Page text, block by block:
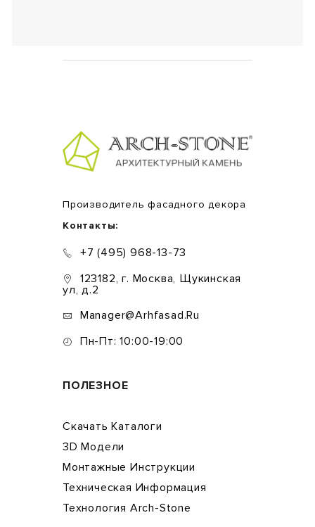
Производитель фасадного декора
Контакты:
+7 (495) 968-13-73
123182, г. Москва, Щукинская
ул, д.2
Manager@arhfasad.ru
Пн-Пт: 10:00-19:00
ПОЛЕЗНОЕ
Скачать Каталоги
3D Модели
Монтажные Инструкции
Техническая Информация
Технология Arch-Stone